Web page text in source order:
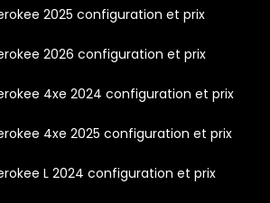
2025 configuration et prix
2026 configuration et prix
4xe 2024 configuration et prix
4xe 2025 configuration et prix
L 2024 configuration et prix